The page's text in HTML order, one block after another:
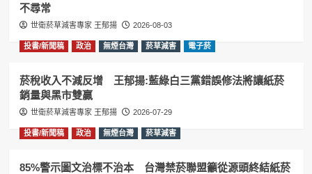
不尋常
世衛菸草減害專家 王郁揚 2026-08-03
投書/新聞稿 政治 無煙台灣 菸草減害 電子菸
菸稅收入不減反增 王郁揚:藍綠白三黨錯誤修法將讓紙菸
銷量與黑市雙贏
世衛菸草減害專家 王郁揚 2026-07-29
投書/新聞稿 政治 無煙台灣 菸草減害
85%警示圖文治標不治本 台灣禁菸聯盟籲從源頭終結紙菸